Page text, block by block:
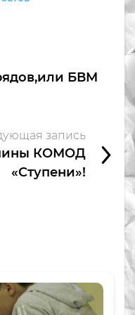
БВМ
запись
КОМОД
«Ступени»!